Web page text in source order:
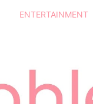
ENTERTAINMENT